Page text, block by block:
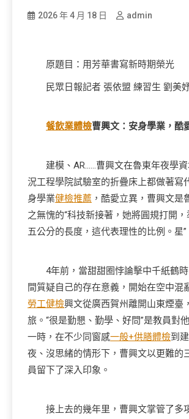
2026 年 4 月 18 日 admin
原題目：用芳華書寫新時期榮光
民眾日報記者 張依盟 練習生 劉美
餐飲業體檢曹興文：安身學業，酷
建模、AR……曹興文在魯東年夜學資
況工程學院試驗室的折疊床上都做著寫
身學業健檢推薦 ，酷愛立異，曹興文是
之無愧的“科技新接著，她將圓規打開
五公分的長度，這代表理性的比例。星”
4年前，當甜甜圈悖論擊中千紙鶴時
間質疑自己的存在意義，開始在空中混
勞工健檢興文從廣西賀州離開山東煙臺
旅。“很是勤懇、勤學、好問”是教員對
一時，在不少同窗感一般+供膳體檢到
夜、沒思緒的情形下，曹興文以更難的
員留下了深入印象。
接上去的幾年里，曹興文掌管了多